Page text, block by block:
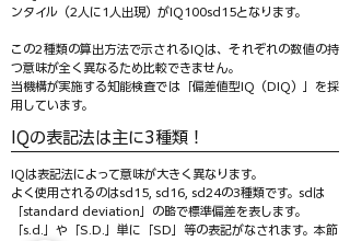
ンタイル（2人に1人出現）がIQ100sd15となります。
この2種類の算出方法で示されるIQは、それぞれの数値の持
つ意味が全く異なるため比較できません。
当機構が実施する知能検査では「偏差値型IQ（DIQ）」を採
用しています。
IQの表記法は主に3種類！
IQは表記法によって意味が大きく異なります。
よく使用されるのはsd15, sd16, sd24の3種類です。sdは
「standard deviation」の略で標準偏差を表します。
「s.d.」や「S.D.」単に「SD」等の表記がなされます。本節